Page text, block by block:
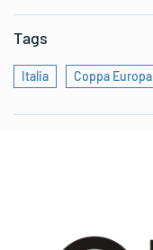
Tags
Italia Coppa Europa